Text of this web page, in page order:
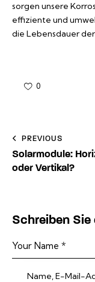
sorgen unsere
effiziente und
die Lebensdauer
0
PREVIOUS
Solarmodule:
oder Vertikal?
Schreiben Sie
Name, E-Mail-